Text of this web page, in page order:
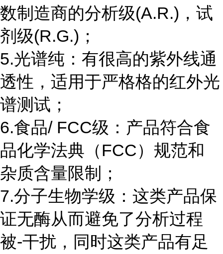
数制造商的分析级(A.R.)，试
剂级(R.G.)；
5.光谱纯：有很高的紫外线通
透性，适用于严格格的红外光
谱测试；
6.食品/ FCC级：产品符合食
品化学法典（FCC）规范和
杂质含量限制；
7.分子生物学级：这类产品保
证无酶从而避免了分析过程
被-干扰，同时这类产品有足